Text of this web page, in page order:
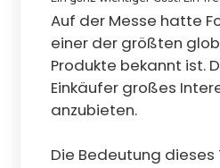
Auf der Messe hatte
einer der größten
Produkte bekannt ist.
Einkäufer großes
anzubieten.
Die Bedeutung